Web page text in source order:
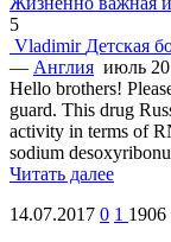
5
Vladimir Детская
— Англия июль
Hello brothers!
guard. This drug
activity in terms of
sodium
Читать далее
14.07.2017 0 1 1906